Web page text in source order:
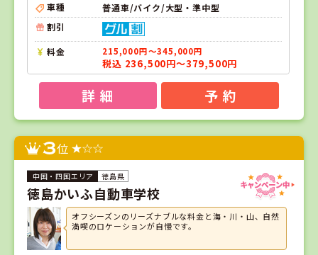
車種
普通車/バイク/大型・準中型
割引
料金 215,000円～345,000円
税込 236,500円～379,500円
詳 細 予 約
3位
徳島県
徳島かいふ自動車学校
オフシーズンのリーズナブルな料金と海・川・山、自然
満喫のロケーションが自慢です。